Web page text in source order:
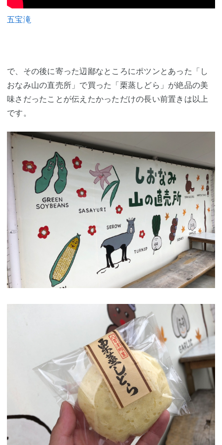
五宝滝
で、その後に寄った辺鄙なところにポツンとあった「し
おなみ山の直売所」で買った「栗蒸しどら」が絶品の美
味さだったことが伝えたかっただけの長い前置きは以上
です。